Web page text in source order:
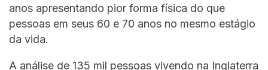
anos apresentando pior forma física do que
pessoas em seus 60 e 70 anos no mesmo estágio
da vida.
A análise de 135 mil pessoas vivendo na Inglaterra